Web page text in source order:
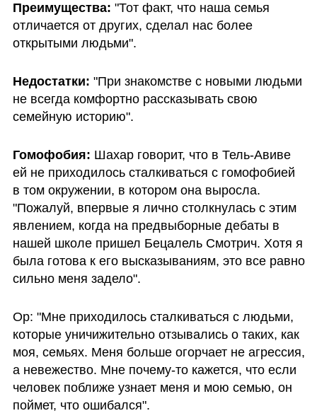
Преимущества: "Тот факт, что наша семья
отличается от других, сделал нас более
открытыми людьми".
Недостатки: "При знакомстве с новыми людьми
не всегда комфортно рассказывать свою
семейную историю".
Гомофобия: Шахар говорит, что в Тель-Авиве
ей не приходилось сталкиваться с гомофобией
в том окружении, в котором она выросла.
"Пожалуй, впервые я лично столкнулась с этим
явлением, когда на предвыборные дебаты в
нашей школе пришел Бецалель Смотрич. Хотя я
была готова к его высказываниям, это все равно
сильно меня задело".
Ор: "Мне приходилось сталкиваться с людьми,
которые уничижительно отзывались о таких, как
моя, семьях. Меня больше огорчает не агрессия,
а невежество. Мне почему-то кажется, что если
человек поближе узнает меня и мою семью, он
поймет, что ошибался".